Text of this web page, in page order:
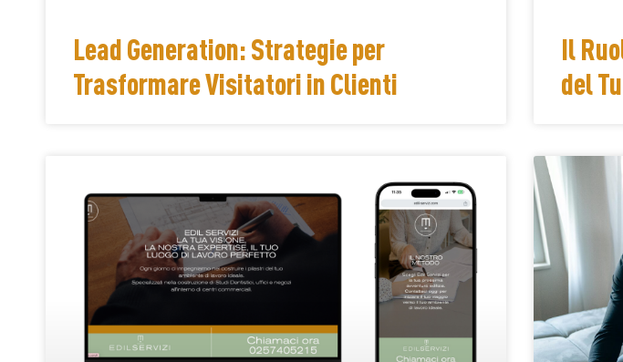
Lead Generation: Strategie per
Trasformare Visitatori in Clienti
Il
del